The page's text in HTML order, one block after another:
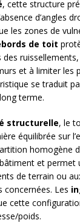
, cette structure
d’angles
les zones de
de toit
et à limiter les
se traduit
terme.
structurelle, le
équilibrée sur
homogène
et permet
de terrain ou
concernées. Les
cette
poids.